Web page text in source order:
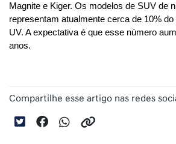
Magnite e Kiger. Os modelos de SUV de
representam atualmente cerca de 10%
UV. A expectativa é que esse número
anos.
Compartilhe esse artigo nas redes